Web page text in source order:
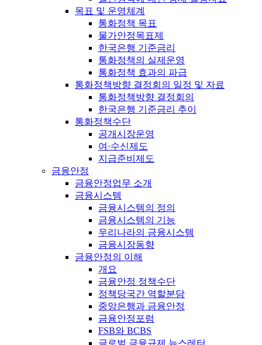
목표 및 운영체계
통화정책 목표
물가안정목표제
한국은행 기준금리
통화정책의 실제운영
통화정책 효과의 파급
통화정책방향 결정회의 일정 및 자료
통화정책방향 결정회의
한국은행 기준금리 추이
통화정책수단
공개시장운영
여·수신제도
지급준비제도
금융안정
금융안정업무 소개
금융시스템
금융시스템의 정의
금융시스템의 기능
우리나라의 금융시스템
금융시장동향
금융안정의 이해
개요
금융안정 정책수단
정책당국간 역할분담
중앙은행과 금융안정
금융안정포럼
FSB와 BCBS